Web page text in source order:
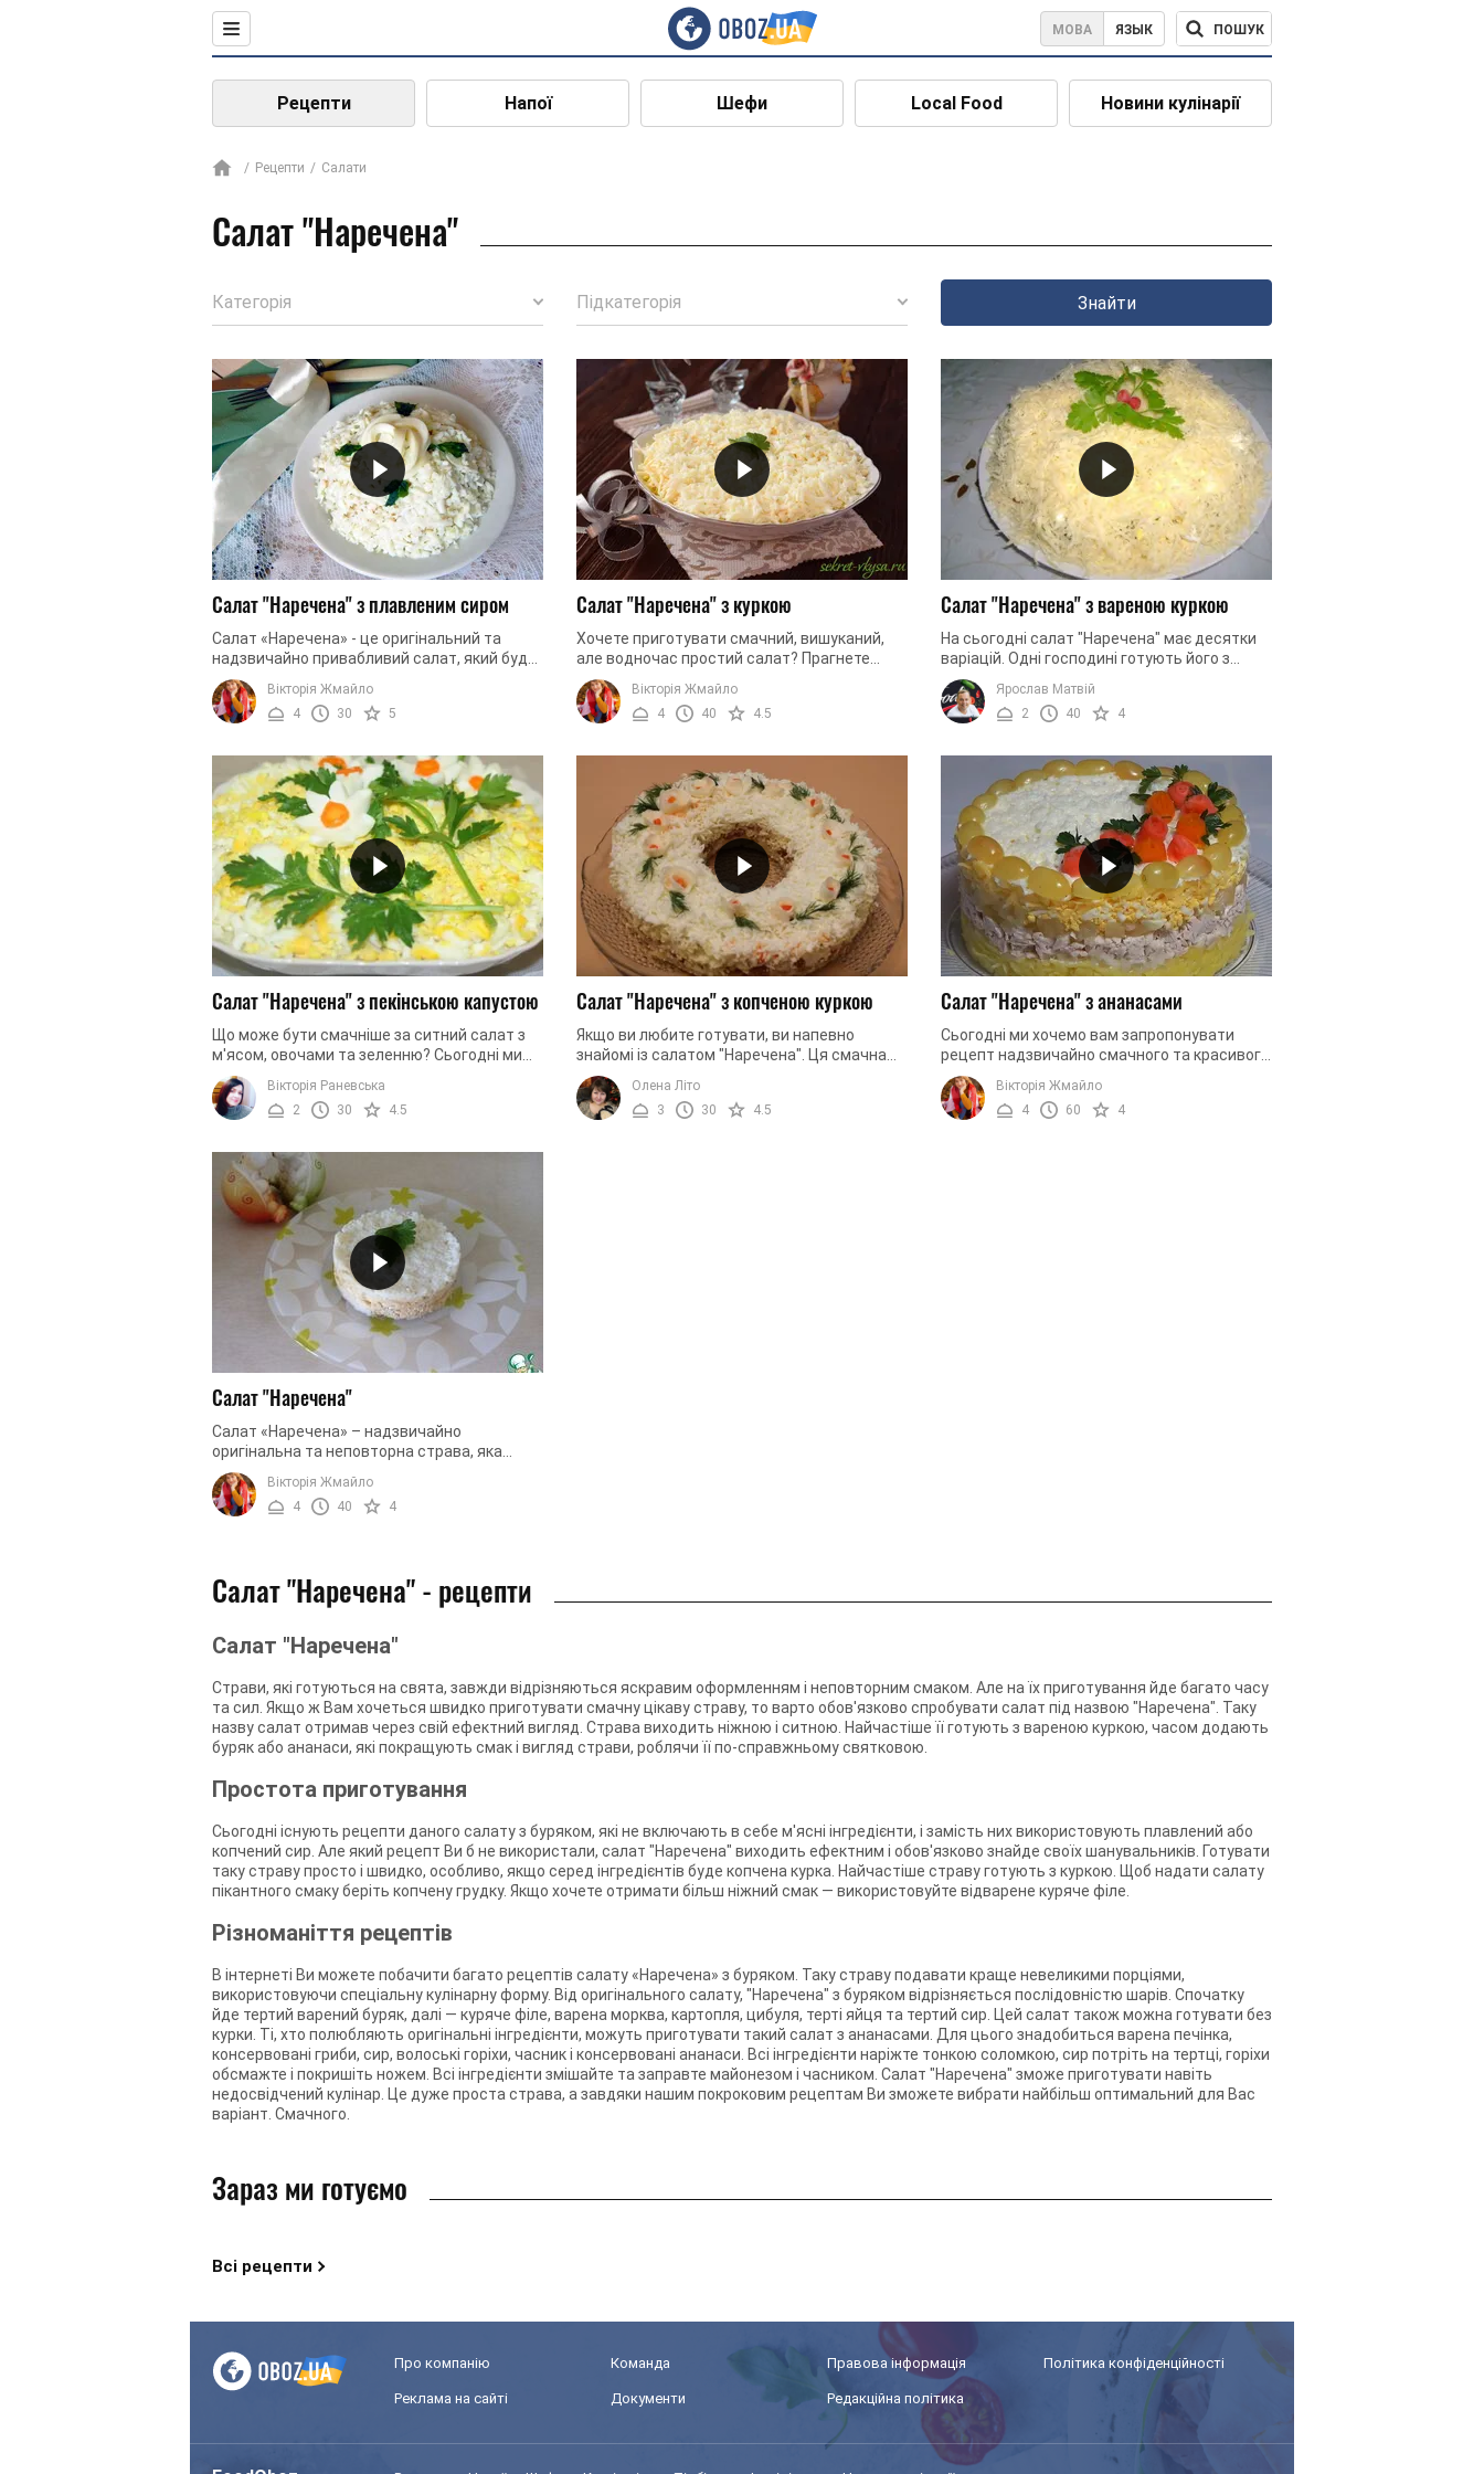
МОВА ЯЗЫК ПОШУК
Рецепти Напої Шефи Local Food Новини кулінарії
Рецепти Салати
Салат "Наречена"
Категорія Підкатегорія Знайти
Салат "Наречена" з плавленим сиром
Салат «Наречена» - це оригінальний та
надзвичайно привабливий салат, який буде
доречним на будь-якому святковому столі.
Салат отримав свою назву ...
Вікторія Жмайло
4
30 5
Салат "Наречена" з куркою
Хочете приготувати смачний, вишуканий,
але водночас простий салат? Прагнете
порадувати своїх гостей ситною та
привабливою стравою? Досі в пошуках ...
Вікторія Жмайло
4
40 4.5
Салат "Наречена" з вареною куркою
На сьогодні салат "Наречена" має десятки
варіацій. Одні господині готують його з
куркою, інші — виключно з яловичиною або
свининою. Одні додають ...
Ярослав Матвій
2
40 4
Салат "Наречена" з пекінською капустою
Що може бути смачніше за ситний салат з
м'ясом, овочами та зеленню? Сьогодні ми
хочемо запропонувати вашій увазі рецепт
салату "Наречена", до якого ...
Вікторія Раневська
2
30 4.5
Салат "Наречена" з копченою куркою
Якщо ви любите готувати, ви напевно
знайомі із салатом "Наречена". Ця смачна
страва вже давно завоювала серця
багатьох господинь своєю простотою та ...
Олена Літо
3
30 4.5
Салат "Наречена" з ананасами
Сьогодні ми хочемо вам запропонувати
рецепт надзвичайно смачного та красивого
салату, який має назву «Наречена». Страва
має ніжний та м’який смак, ...
Вікторія Жмайло
4
60 4
Салат "Наречена"
Салат «Наречена» – надзвичайно
оригінальна та неповторна страва, яка
вирізняється особливим виглядом та
подачею. Саме тому салат буде чудово ...
Вікторія Жмайло
4
40 4
Салат "Наречена" - рецепти
Салат "Наречена"
Страви, які готуються на свята, завжди відрізняються яскравим оформленням і неповторним смаком. Але на їх приготування йде багато часу
та сил. Якщо ж Вам хочеться швидко приготувати смачну цікаву страву, то варто обов'язково спробувати салат під назвою "Наречена". Таку
назву салат отримав через свій ефектний вигляд. Страва виходить ніжною і ситною. Найчастіше її готують з вареною куркою, часом додають
буряк або ананаси, які покращують смак і вигляд страви, роблячи її по-справжньому святковою.
Простота приготування
Сьогодні існують рецепти даного салату з буряком, які не включають в себе м'ясні інгредієнти, і замість них використовують плавлений або
копчений сир. Але який рецепт Ви б не використали, салат "Наречена" виходить ефектним і обов'язково знайде своїх шанувальників. Готувати
таку страву просто і швидко, особливо, якщо серед інгредієнтів буде копчена курка. Найчастіше страву готують з куркою. Щоб надати салату
пікантного смаку беріть копчену грудку. Якщо хочете отримати більш ніжний смак — використовуйте відварене куряче філе.
Різноманіття рецептів
В інтернеті Ви можете побачити багато рецептів салату «Наречена» з буряком. Таку страву подавати краще невеликими порціями,
використовуючи спеціальну кулінарну форму. Від оригінального салату, "Наречена" з буряком відрізняється послідовністю шарів. Спочатку
йде тертий варений буряк, далі — куряче філе, варена морква, картопля, цибуля, терті яйця та тертий сир. Цей салат також можна готувати без
курки. Ті, хто полюбляють оригінальні інгредієнти, можуть приготувати такий салат з ананасами. Для цього знадобиться варена печінка,
консервовані гриби, сир, волоські горіхи, часник і консервовані ананаси. Всі інгредієнти наріжте тонкою соломкою, сир потріть на тертці, горіхи
обсмажте і покришіть ножем. Всі інгредієнти змішайте та заправте майонезом і часником. Салат "Наречена" зможе приготувати навіть
недосвідчений кулінар. Це дуже проста страва, а завдяки нашим покроковим рецептам Ви зможете вибрати найбільш оптимальний для Вас
варіант. Смачного.
Зараз ми готуємо
Всі рецепти
Про компанію Команда Правова інформація Політика конфіденційності
Реклама на сайті Документи Редакційна політика